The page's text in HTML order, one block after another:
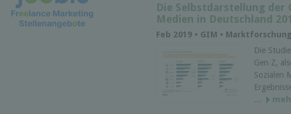
Die Selbstdarstellung der
Medien in Deutschland
Feb 2019 • GIM • Marktforschung
Die
Gen Z,
Sozialen
...